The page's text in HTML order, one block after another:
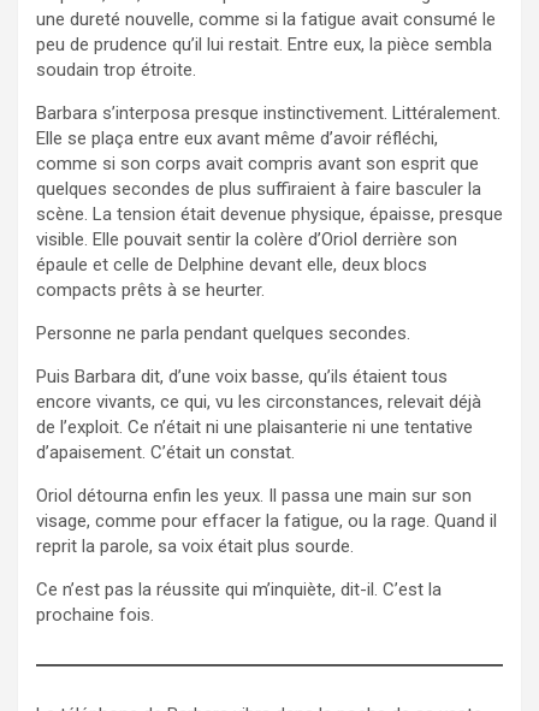
une dureté nouvelle, comme si la fatigue avait consumé le
peu de prudence qu’il lui restait. Entre eux, la pièce sembla
soudain trop étroite.
Barbara s’interposa presque instinctivement. Littéralement.
Elle se plaça entre eux avant même d’avoir réfléchi,
comme si son corps avait compris avant son esprit que
quelques secondes de plus suffiraient à faire basculer la
scène. La tension était devenue physique, épaisse, presque
visible. Elle pouvait sentir la colère d’Oriol derrière son
épaule et celle de Delphine devant elle, deux blocs
compacts prêts à se heurter.
Personne ne parla pendant quelques secondes.
Puis Barbara dit, d’une voix basse, qu’ils étaient tous
encore vivants, ce qui, vu les circonstances, relevait déjà
de l’exploit. Ce n’était ni une plaisanterie ni une tentative
d’apaisement. C’était un constat.
Oriol détourna enfin les yeux. Il passa une main sur son
visage, comme pour effacer la fatigue, ou la rage. Quand il
reprit la parole, sa voix était plus sourde.
Ce n’est pas la réussite qui m’inquiète, dit-il. C’est la
prochaine fois.